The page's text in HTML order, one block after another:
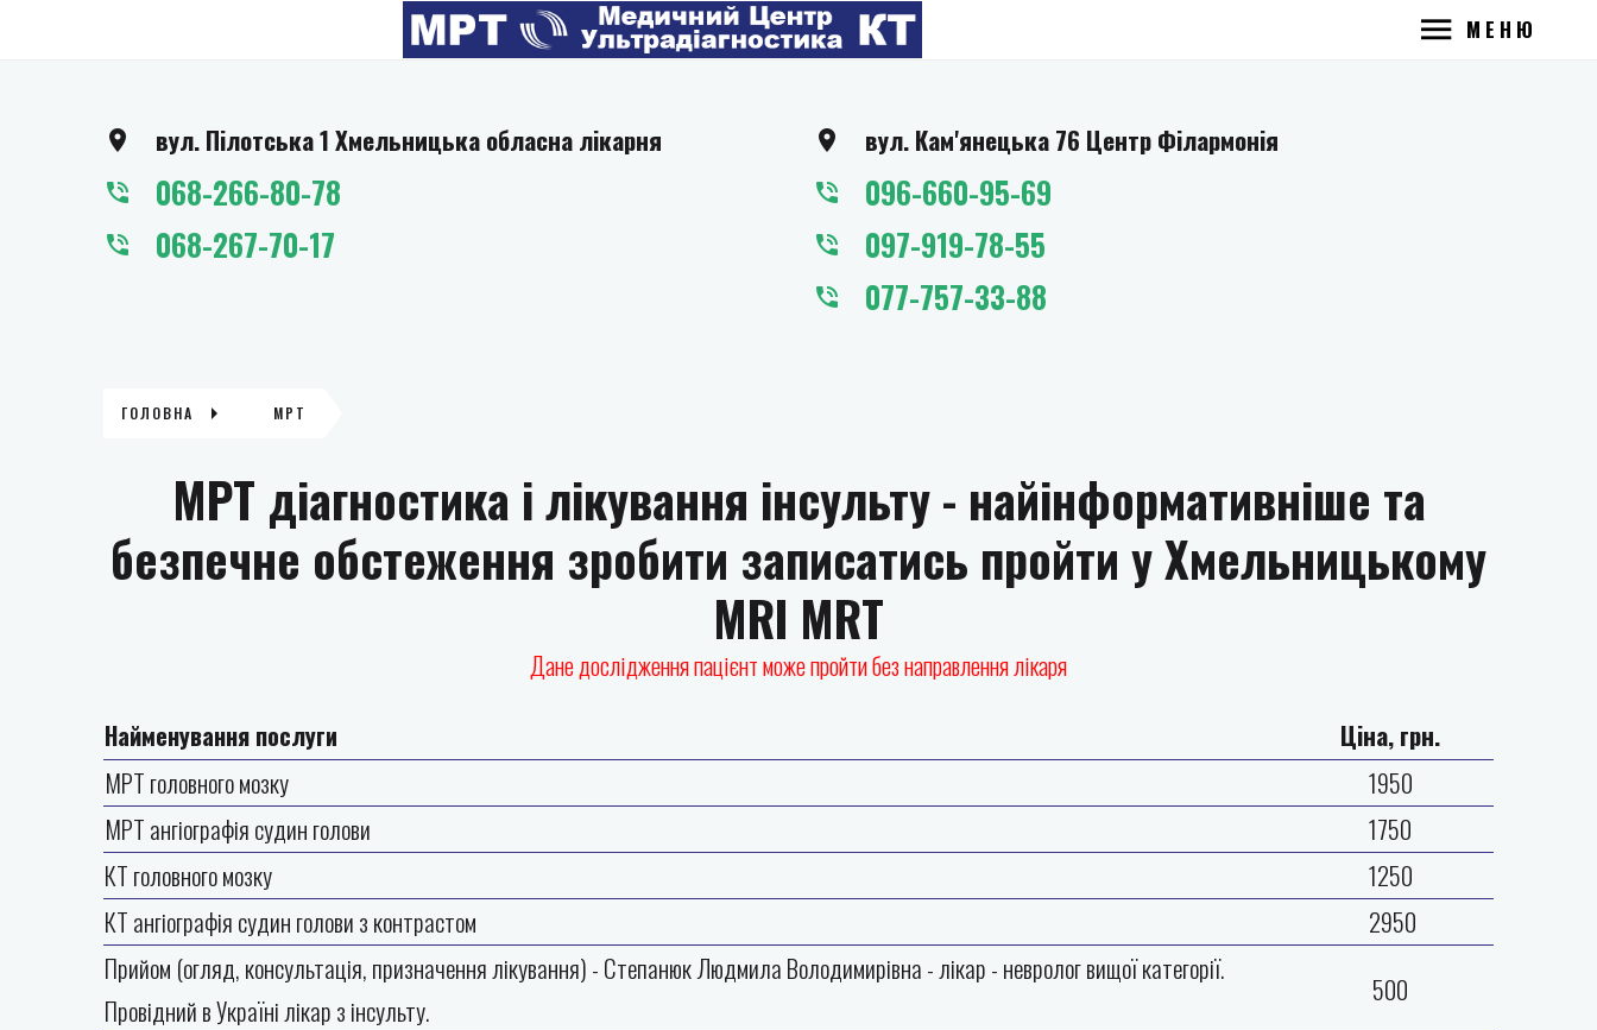
МЕНЮ
вул. Пілотська 1 Хмельницька обласна лікарня
068-266-80-78
068-267-70-17
вул. Кам'янецька 76 Центр Філармонія
096-660-95-69
097-919-78-55
077-757-33-88
ГОЛОВНА МРТ
МРТ діагностика і лікування інсульту - найінформативніше та
безпечне обстеження зробити записатись пройти у Хмельницькому
MRI MRT
Дане дослідження пацієнт може пройти без направлення лікаря
Найменування послуги
Ціна, грн.
МРТ головного мозку
1950
МРТ ангіографія судин голови
1750
КТ головного мозку
1250
КТ ангіографія судин голови з контрастом
2950
Прийом (огляд, консультація, призначення лікування) - Степанюк Людмила Володимирівна - лікар - невролог вищої категорії.
Провідний в Україні лікар з інсульту.
500